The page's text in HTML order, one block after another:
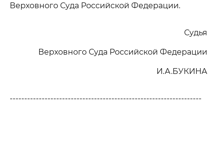
Верховного Суда Российской Федерации.
Судья
Верховного Суда Российской Федерации
И.А.БУКИНА
------------------------------------------------------------------